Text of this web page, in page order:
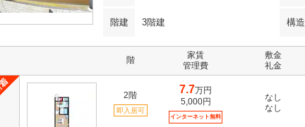
階建 3階建 構造
階
家賃
管理費
敷金
礼金
2階
即入居可
7.7万円
5,000円
インターネット無料
なし
なし